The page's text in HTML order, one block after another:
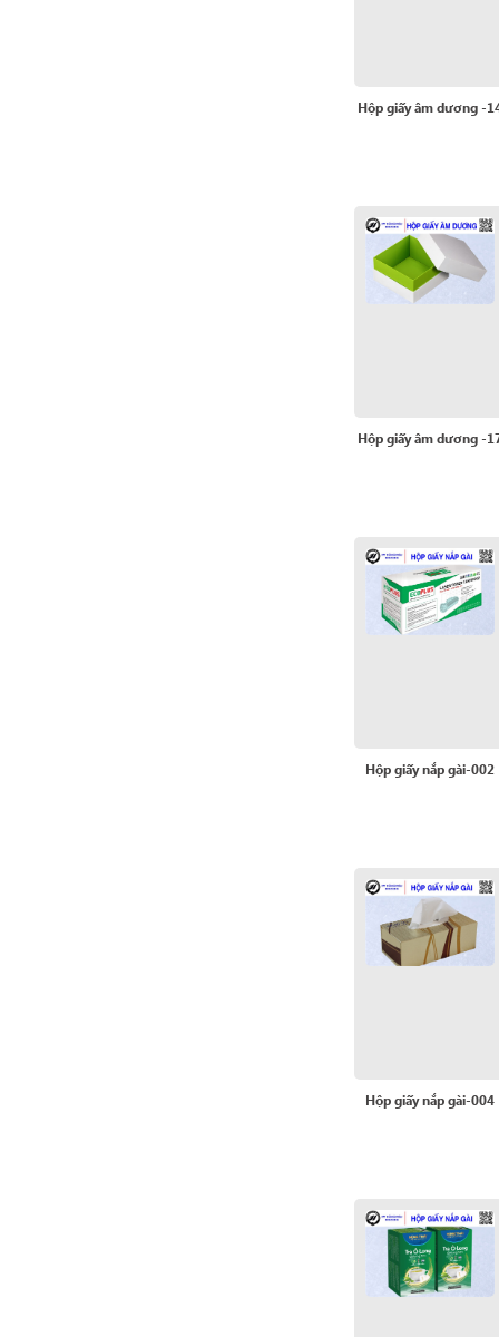
Hộp giấy âm dương -
Hộp giấy âm dương -
Hộp giấy nắp gài-002
Hộp giấy nắp gài-004